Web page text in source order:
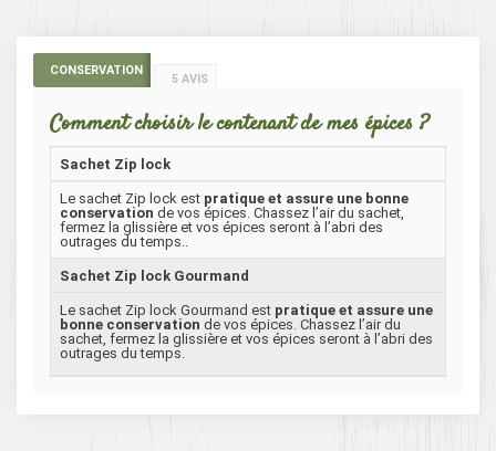
CONSERVATION
5 AVIS
Comment choisir le contenant de mes épices ?
Sachet Zip lock
Le sachet Zip lock est pratique et assure une bonne
conservation de vos épices. Chassez l’air du sachet,
fermez la glissière et vos épices seront à l’abri des
outrages du temps..
Sachet Zip lock Gourmand
Le sachet Zip lock Gourmand est pratique et assure une
bonne conservation de vos épices. Chassez l’air du
sachet, fermez la glissière et vos épices seront à l’abri des
outrages du temps.